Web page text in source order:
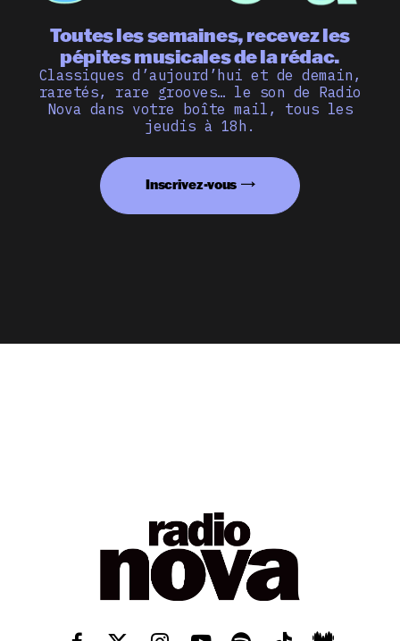
Toutes les semaines, recevez les
pépites musicales de la rédac.
Classiques d’aujourd’hui et de demain,
raretés, rare grooves… le son de Radio
Nova dans votre boîte mail, tous les
jeudis à 18h.
Inscrivez-vous